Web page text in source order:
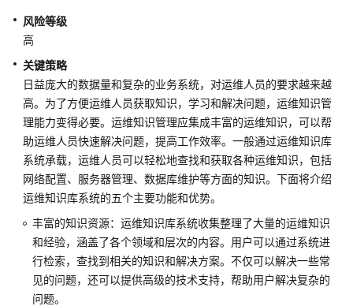
技
术
框
架
与
实
践
卓
越
构
技
术
框
架
简
风险等级
高
关键策略
日益庞大的数据量和复杂的业务系统，对运维人员的要求越来越
高。为了方便运维人员获取知识，学习和解决问题，运维知识管
理能力变得必要。运维知识管理应集成丰富的运维知识，可以帮
助运维人员快速解决问题，提高工作效率。一般通过运维知识库
系统承载，运维人员可以轻松地查找和获取各种运维知识，包括
网络配置、服务器管理、数据库维护等方面的知识。下面将介绍
运维知识库系统的五个主要功能和优势。
丰富的知识资源：运维知识库系统收集整理了大量的运维知识
和经验，涵盖了各个领域和层次的内容。用户可以通过系统进
行检索，查找到相关的知识和解决方案。不仅可以解决一些常
见的问题，还可以提供高级的技术支持，帮助用户解决复杂的
问题。